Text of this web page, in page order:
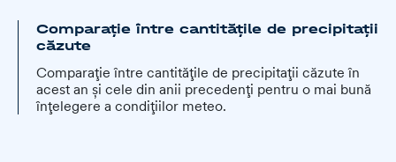
Comparație între cantitățile de precipitații
căzute
Comparație între cantitățile de precipitații căzute în
acest an și cele din anii precedenți pentru o mai bună
înțelegere a condițiilor meteo.